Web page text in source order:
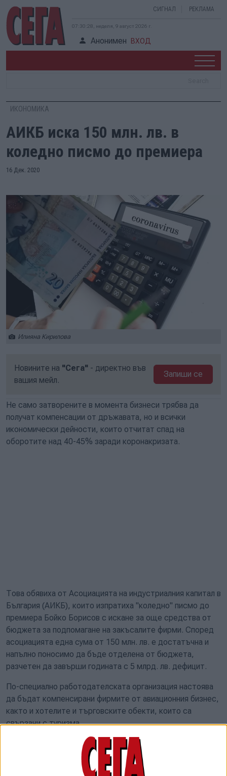
СИГНАЛ РЕКЛАМА
07:30:29, неделя, 9 август 2026 г.
Анонимен ВХОД
ИКОНОМИКА
АИКБ иска 150 млн. лв. в
коледно писмо до премиера
16 Дек. 2020
Илияна Кирилова
Новините на "Сега" - директно във
вашия мейл.
Запиши се
Не само затворените в момента бизнеси трябва да
получат компенсации от дръжавата, но и всички
икономически дейности, които отчитат спад на
оборотите над 40-45% заради коронакризата.
Това обявиха от Асоциацията на индустриалния капитал в
България (АИКБ), които изпратиха "коледно" писмо до
премиера Бойко Борисов с искане за още средства от
бюджета за подпомагане на закъсалите фирми. Според
асоциацията една сума от 150 млн. лв. е достатъчна и
напълно поносимо да бъде отделена от бюджета,
разчетен да завърши годината с 5 млрд. лв. дефицит.
По-специално работодателската организация настоява
да бъдат компенсирани фирмите от авиационния бизнес,
както и хотелите и търговските обекти, които са
свързани с туризма.
Спадът на приходите от продажби според нас е
много по-обективен критерий от това дали
дейност на предприятие е преустановена с акт на